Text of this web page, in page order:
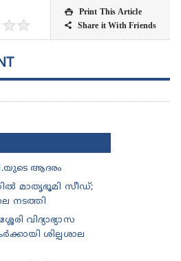
 Print This Article
 Share it With Friends
★★
ആദരം
മാതൃഭൂമി സീഡ്;
നടത്തി
വിദ്യാഭ്യാസ
ശില്പശാല